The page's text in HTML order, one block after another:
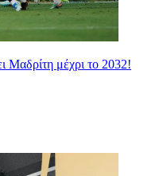
Μαδρίτη μέχρι το 2032!